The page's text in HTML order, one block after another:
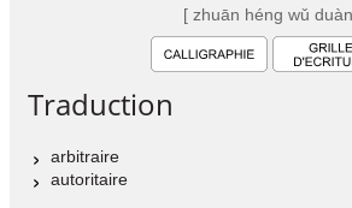
[ zhuān héng wǔ
Traduction
arbitraire
autoritaire